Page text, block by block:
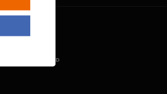
PRIVACYBELEID